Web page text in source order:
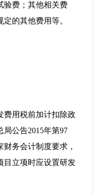
验费；其他相关费
定的其他费用等。
费用税前加计扣除政
公告2015年第97
务会计制度要求，
目立项时应设置研发